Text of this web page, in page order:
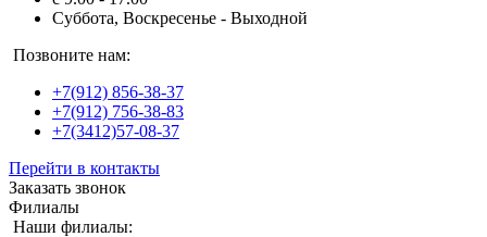
Суббота, Воскресенье - Выходной
Позвоните нам:
+7(912) 856-38-37
+7(912) 756-38-83
+7(3412)57-08-37
Перейти в контакты
Заказать звонок
Филиалы
Наши филиалы: